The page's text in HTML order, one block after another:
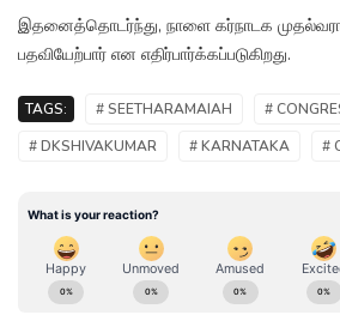
இதனைத்தொடர்ந்து, நாளை கர்நாடக முதல்வராக
பதவியேற்பார் என எதிர்பார்க்கப்படுகிறது.
TAGS: # SEETHARAMAIAH
#
# DKSHIVAKUMAR
# KARNATAKA #